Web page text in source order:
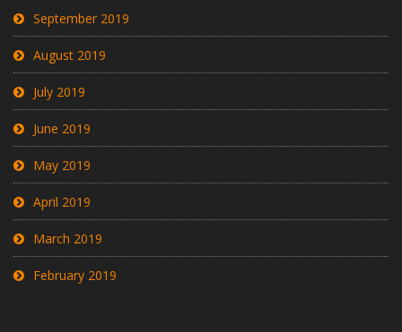
September 2019
August 2019
July 2019
June 2019
May 2019
April 2019
March 2019
February 2019